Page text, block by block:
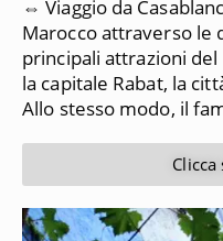
⇔ Viaggio da
Marocco attraverso le
principali attrazioni
la capitale Rabat, la
Allo stesso modo, il